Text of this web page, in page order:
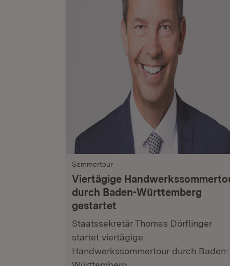
Sommertour
Viertägige
durch Baden-Württemberg
gestartet
Staatssekretär Thomas Dörflinger
startet viertägige
Handwerkssommertour durch Baden-